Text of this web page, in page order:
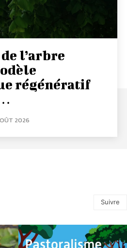
l’arbre
régénératif
2026
Suivre